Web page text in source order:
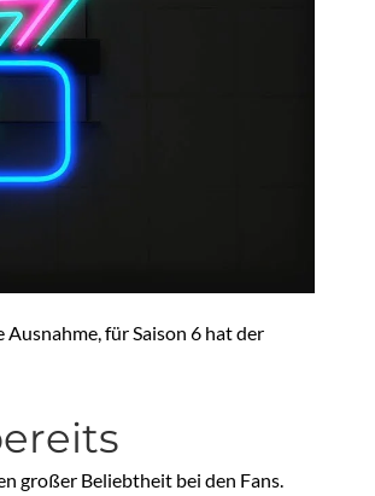
Ausnahme, für Saison 6 hat der
großer Beliebtheit bei den Fans.